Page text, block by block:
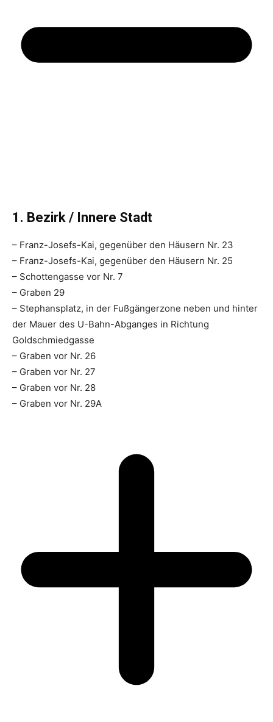
1. Bezirk / Innere Stadt
– Franz-Josefs-Kai, gegenüber den Häusern Nr. 23
– Franz-Josefs-Kai, gegenüber den Häusern Nr. 25
– Schottengasse vor Nr. 7
– Graben 29
– Stephansplatz, in der Fußgängerzone neben und hinter
der Mauer des U-Bahn-Abganges in Richtung
Goldschmiedgasse
– Graben vor Nr. 26
– Graben vor Nr. 27
– Graben vor Nr. 28
– Graben vor Nr. 29A